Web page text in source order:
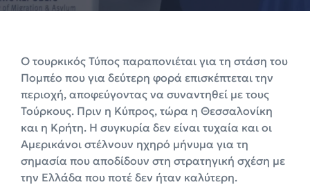
Ο τουρκικός Τύπος παραπονιέται για τη στάση του
Πομπέο που για δεύτερη φορά επισκέπτεται την
περιοχή, αποφεύγοντας να συναντηθεί με τους
Τούρκους. Πριν η Κύπρος, τώρα η Θεσσαλονίκη
και η Κρήτη. Η συγκυρία δεν είναι τυχαία και οι
Αμερικάνοι στέλνουν ηχηρό μήνυμα για τη
σημασία που αποδίδουν στη στρατηγική σχέση με
την Ελλάδα που ποτέ δεν ήταν καλύτερη.